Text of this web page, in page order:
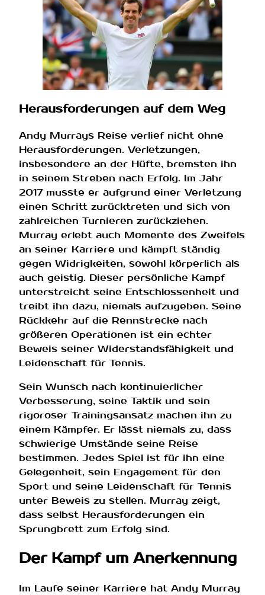
Herausforderungen auf dem Weg
Andy Murrays Reise verlief nicht ohne
Herausforderungen. Verletzungen,
insbesondere an der Hüfte, bremsten ihn
in seinem Streben nach Erfolg. Im Jahr
2017 musste er aufgrund einer Verletzung
einen Schritt zurücktreten und sich von
zahlreichen Turnieren zurückziehen.
Murray erlebt auch Momente des Zweifels
an seiner Karriere und kämpft ständig
gegen Widrigkeiten, sowohl körperlich als
auch geistig. Dieser persönliche Kampf
unterstreicht seine Entschlossenheit und
treibt ihn dazu, niemals aufzugeben. Seine
Rückkehr auf die Rennstrecke nach
größeren Operationen ist ein echter
Beweis seiner Widerstandsfähigkeit und
Leidenschaft für Tennis.
Sein Wunsch nach kontinuierlicher
Verbesserung, seine Taktik und sein
rigoroser Trainingsansatz machen ihn zu
einem Kämpfer. Er lässt niemals zu, dass
schwierige Umstände seine Reise
bestimmen. Jedes Spiel ist für ihn eine
Gelegenheit, sein Engagement für den
Sport und seine Leidenschaft für Tennis
unter Beweis zu stellen. Murray zeigt,
dass selbst Herausforderungen ein
Sprungbrett zum Erfolg sind.
Der Kampf um Anerkennung
Im Laufe seiner Karriere hat Andy Murray